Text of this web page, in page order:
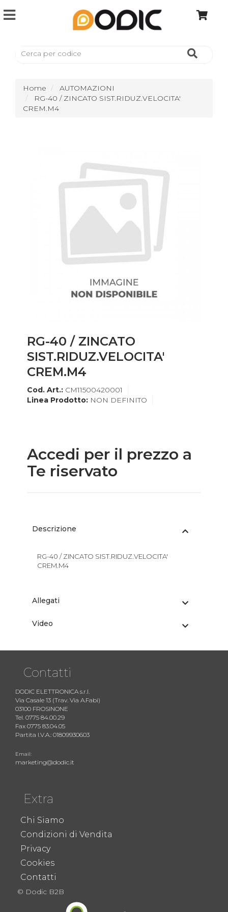
Home
AUTOMAZIONI
RG-40 / ZINCATO SIST.RIDUZ.VELOCITA'
CREM.M4
RG-40 / ZINCATO
SIST.RIDUZ.VELOCITA'
CREM.M4
Cod. Art.: CM11500420001
Linea Prodotto: NON DEFINITO
Accedi per il prezzo a
Te riservato
Descrizione
RG-40 / ZINCATO SIST.RIDUZ.VELOCITA'
CREM.M4
Allegati
Video
Contatti
DODIC ELETTRONICA s.r.l.
Via Casale 13 (Trav. Via A.Fabi)
03100 FROSINONE
Tel. 0775 84.00.29
Fax 0775 83.04.05
Partita I.V.A.: 01809930603
Email:
marketing@dodic.it
Extra
Chi Siamo
Condizioni di Vendita
Privacy
Cookies
Contatti
© Dodic B2B